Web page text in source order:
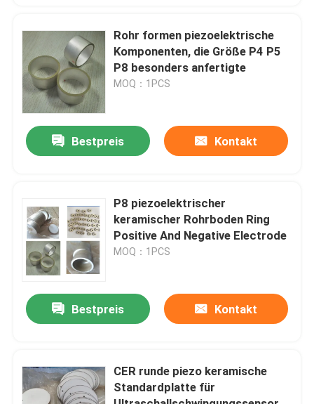
Produkte
Über uns
Fabrik-Ausflug
Treten Sie mit uns in Verbindung
Fordern Sie ein Zitat
Reinigung Ultraschallwandler
Multi Frequenz-Ultraschallwandler
Rohr formen piezoelektrische
Komponenten, die Größe P4 P5
P8 besonders anfertigte
MOQ：1PCS
Bestpreis Kontakt
P8 piezoelektrischer
keramischer Rohrboden Ring
Positive And Negative Electrode
MOQ：1PCS
Bestpreis Kontakt
CER runde piezo keramische
Standardplatte für